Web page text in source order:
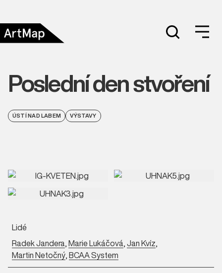
Poslední den stvoření
ÚSTÍ NAD LABEM VÝSTAVY
Lidé
Radek Jandera,Marie Lukáčová,Jan Kvíz,
Martin Netočný,BCAA System